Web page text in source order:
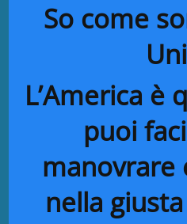
So come
L’America è
puoi
manovrare
nella